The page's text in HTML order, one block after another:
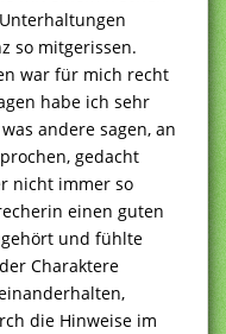
so mitgerissen.
war für mich recht
habe ich sehr
andere sagen, an
gedacht
nicht immer so
einen guten
und fühlte
Charaktere
die Hinweise im